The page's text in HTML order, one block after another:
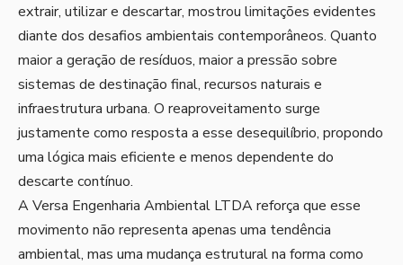
extrair, utilizar e descartar, mostrou limitações evidentes
diante dos desafios ambientais contemporâneos. Quanto
maior a geração de resíduos, maior a pressão sobre
sistemas de destinação final, recursos naturais e
infraestrutura urbana. O reaproveitamento surge
justamente como resposta a esse desequilíbrio, propondo
uma lógica mais eficiente e menos dependente do
descarte contínuo.
A Versa Engenharia Ambiental LTDA reforça que esse
movimento não representa apenas uma tendência
ambiental, mas uma mudança estrutural na forma como